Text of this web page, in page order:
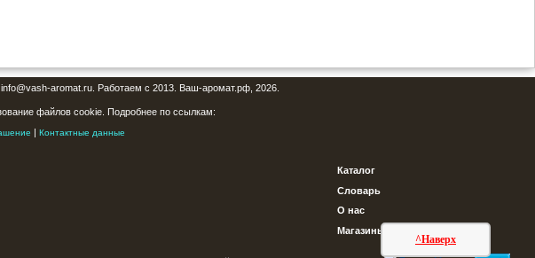
^Наверх
aromat.ru. Работаем с 2013. Ваш-аромат.рф, 2026.
файлов cookie. Подробнее по ссылкам:
| Контактные данные
Каталог
Словарь
О нас
Магазины